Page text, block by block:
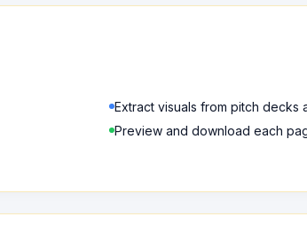
Extract visuals from pitch decks
Preview and download each